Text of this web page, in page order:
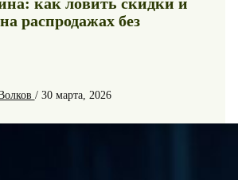
распродажах без
/ 30 марта, 2026